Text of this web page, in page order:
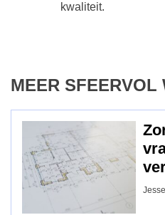
kwaliteit.
MEER SFEERVOL